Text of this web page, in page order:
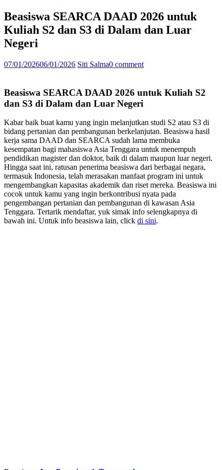
Beasiswa SEARCA DAAD 2026 untuk
Kuliah S2 dan S3 di Dalam dan Luar
Negeri
07/01/202606/01/2026 Siti Salma0 comment
Beasiswa SEARCA DAAD 2026 untuk Kuliah S2
dan S3 di Dalam dan Luar Negeri
Kabar baik buat kamu yang ingin melanjutkan studi S2 atau S3 di
bidang pertanian dan pembangunan berkelanjutan. Beasiswa hasil
kerja sama DAAD dan SEARCA sudah lama membuka
kesempatan bagi mahasiswa Asia Tenggara untuk menempuh
pendidikan magister dan doktor, baik di dalam maupun luar negeri.
Hingga saat ini, ratusan penerima beasiswa dari berbagai negara,
termasuk Indonesia, telah merasakan manfaat program ini untuk
mengembangkan kapasitas akademik dan riset mereka. Beasiswa ini
cocok untuk kamu yang ingin berkontribusi nyata pada
pengembangan pertanian dan pembangunan di kawasan Asia
Tenggara. Tertarik mendaftar, yuk simak info selengkapnya di
bawah ini. Untuk info beasiswa lain, click di sini.